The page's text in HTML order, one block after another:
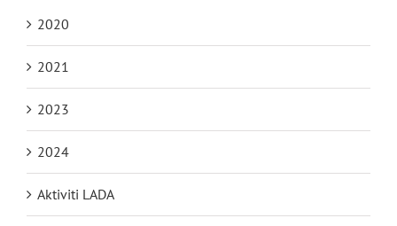
2020
2021
2023
2024
Aktiviti LADA